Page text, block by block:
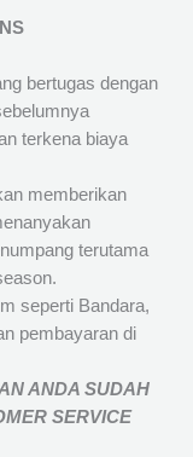
bertugas dengan
terkena biaya
memberikan
terutama
seperti Bandara,
pembayaran di
ANDA SUDAH
SERVICE